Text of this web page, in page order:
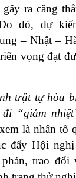
ra căng
đó, dự
– Nhật –
vọng đạt
trật tự hòa
“giảm
là nhân tố
đẩy Hội
trao đổi